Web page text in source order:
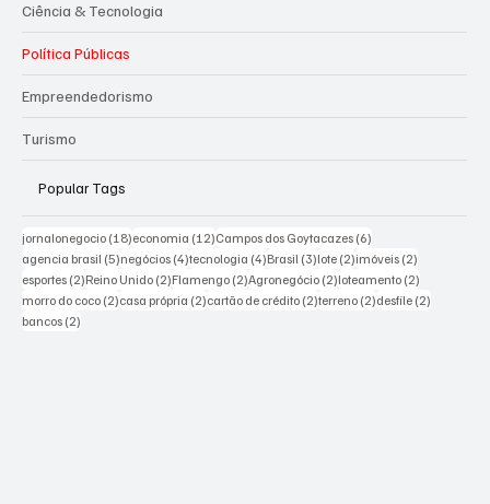
Ciência & Tecnologia
Política Públicas
Empreendedorismo
Turismo
Popular Tags
jornalonegocio (18)18 posts
economia (12)12 posts
Campos dos Goytacazes (6)
agencia brasil (5)5 posts
negócios (4)4 posts
tecnologia (4)4 posts
Brasil (3)3 posts
lote (2)2 posts
imóveis (2)
esportes (2)2 posts
Reino Unido (2)2 posts
Flamengo (2)2 posts
Agronegócio (2)2 posts
loteamento (2)
morro do coco (2)2 posts
casa própria (2)2 posts
cartão de crédito (2)2 posts
terreno (2)2 posts
desfile (2)
bancos (2)